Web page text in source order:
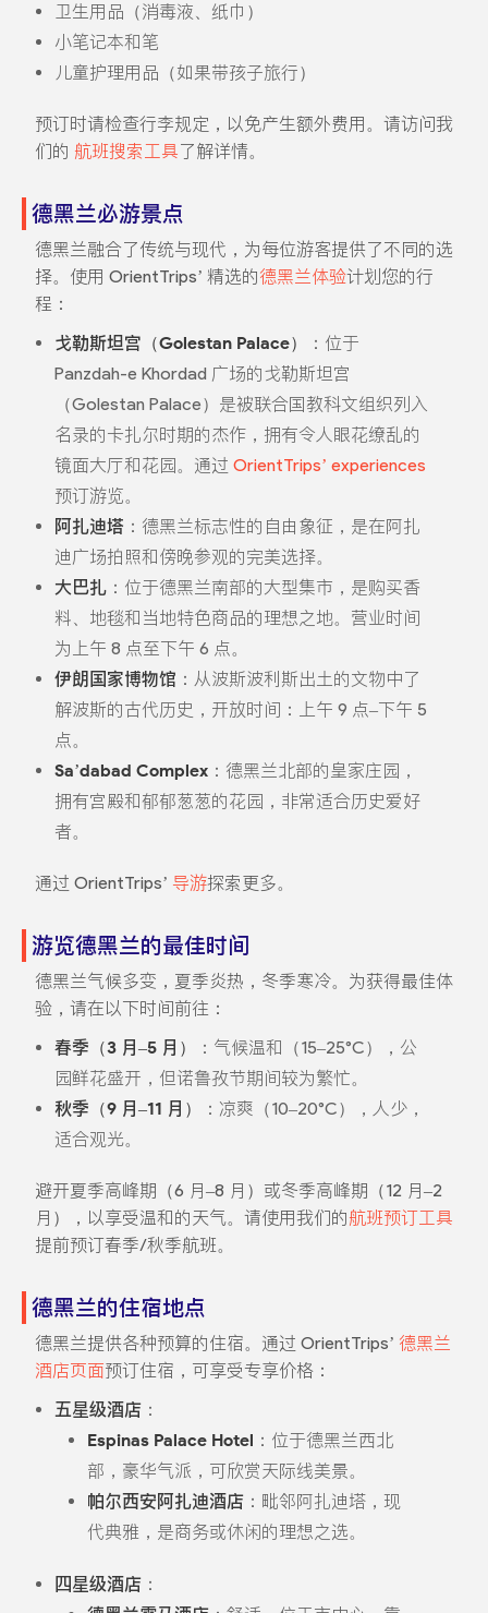
卫生用品（消毒液、纸巾）
小笔记本和笔
儿童护理用品（如果带孩子旅行）
预订时请检查行李规定，以免产生额外费用。请访问我
们的 航班搜索工具了解详情。
德黑兰必游景点
德黑兰融合了传统与现代，为每位游客提供了不同的选
择。使用 OrientTrips’ 精选的德黑兰体验计划您的行
程：
戈勒斯坦宫（Golestan Palace）
：位于
Panzdah-e Khordad 广场的戈勒斯坦宫
（Golestan Palace）是被联合国教科文组织列入
名录的卡扎尔时期的杰作，拥有令人眼花缭乱的
镜面大厅和花园。通过 OrientTrips’ experiences
预订游览。
阿扎迪塔 ：德黑兰标志性的自由象征，是在阿扎
迪广场拍照和傍晚参观的完美选择。
大巴扎：位于德黑兰南部的大型集市，是购买香
料、地毯和当地特色商品的理想之地。营业时间
为上午 8 点至下午 6 点。
伊朗国家博物馆 ：从波斯波利斯出土的文物中了
解波斯的古代历史，开放时间：上午 9 点–下午 5
点。
Sa’dabad Complex：德黑兰北部的皇家庄园，
拥有宫殿和郁郁葱葱的花园，非常适合历史爱好
者。
通过 OrientTrips’ 导游探索更多。
游览德黑兰的最佳时间
德黑兰气候多变，夏季炎热，冬季寒冷。为获得最佳体
验，请在以下时间前往：
春季（3 月–5 月）
：气候温和（15–25°C），公
园鲜花盛开，但诺鲁孜节期间较为繁忙。
秋季（9 月–11 月）
：凉爽（10–20°C），人少，
适合观光。
避开夏季高峰期（6 月–8 月）或冬季高峰期（12 月–2
月），以享受温和的天气。请使用我们的航班预订工具
提前预订春季/秋季航班。
德黑兰的住宿地点
德黑兰提供各种预算的住宿。通过 OrientTrips’ 德黑兰
酒店页面预订住宿，可享受专享价格：
五星级酒店：
Espinas Palace Hotel ：位于德黑兰西北
部，豪华气派，可欣赏天际线美景。
帕尔西安阿扎迪酒店：毗邻阿扎迪塔，现
代典雅，是商务或休闲的理想之选。
四星级酒店：